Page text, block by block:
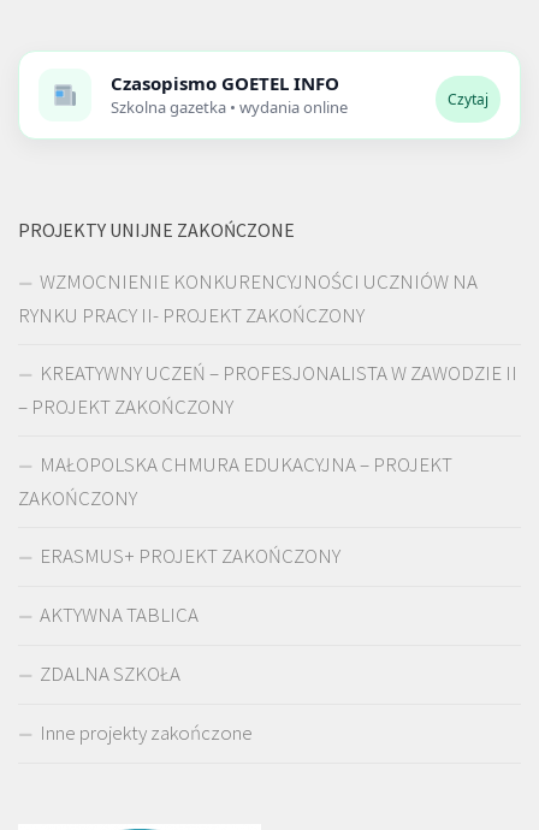
Czasopismo GOETEL INFO
Szkolna gazetka • wydania online Czytaj
PROJEKTY UNIJNE ZAKOŃCZONE
WZMOCNIENIE KONKURENCYJNOŚCI UCZNIÓW NA
RYNKU PRACY II- PROJEKT ZAKOŃCZONY
KREATYWNY UCZEŃ – PROFESJONALISTA W ZAWODZIE II
– PROJEKT ZAKOŃCZONY
MAŁOPOLSKA CHMURA EDUKACYJNA – PROJEKT
ZAKOŃCZONY
ERASMUS+ PROJEKT ZAKOŃCZONY
AKTYWNA TABLICA
ZDALNA SZKOŁA
Inne projekty zakończone